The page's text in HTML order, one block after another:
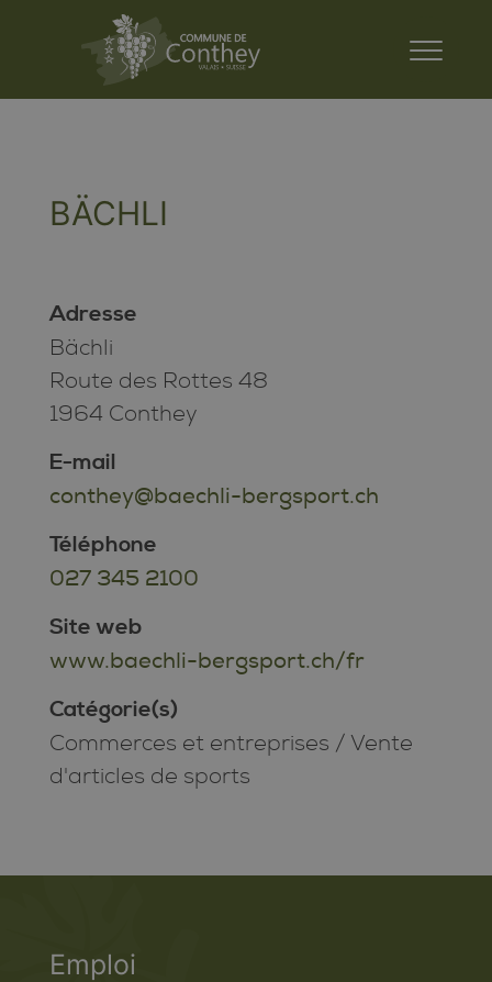
BÄCHLI
Adresse
Bächli
Route des Rottes 48
1964 Conthey
E-mail
conthey@baechli-bergsport.ch
Téléphone
027 345 2100
Site web
www.baechli-bergsport.ch/fr
Catégorie(s)
Commerces et entreprises / Vente
d'articles de sports
Emploi